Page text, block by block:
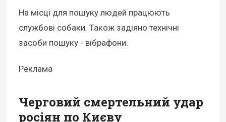
На місці для пошуку людей працюють
службові собаки. Також задіяно технічні
засоби пошуку - вібрафони.
Реклама
Черговий смертельний удар
росіян по Києву